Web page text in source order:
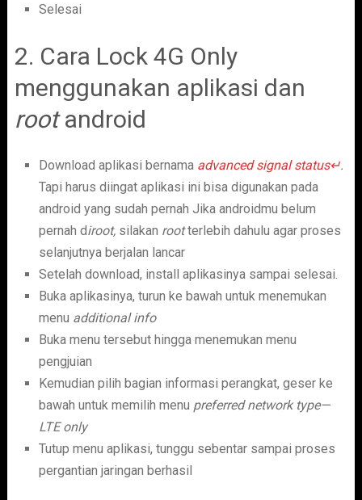
Selesai
2. Cara Lock 4G Only
menggunakan aplikasi dan
rootandroid
Download aplikasi bernama advanced signal status↵.
Tapi harus diingat aplikasi ini bisa digunakan pada
android yang sudah pernah Jika androidmu belum
pernah diroot, silakan rootterlebih dahulu agar proses
selanjutnya berjalan lancar
Setelah download, install aplikasinya sampai selesai.
Buka aplikasinya, turun ke bawah untuk menemukan
menu additional info
Buka menu tersebut hingga menemukan menu
pengjuian
Kemudian pilih bagian informasi perangkat, geser ke
bawah untuk memilih menu preferred network type—
LTE only
Tutup menu aplikasi, tunggu sebentar sampai proses
pergantian jaringan berhasil